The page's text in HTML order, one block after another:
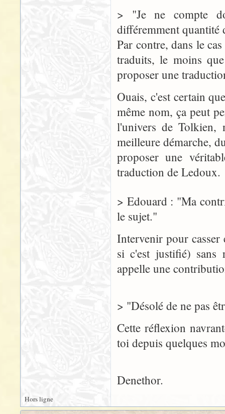
> "Je ne compte
différemment quantité
Par contre, dans le
traduits, le moins
proposer une
Ouais, c'est certain
même nom, ça peut
l'univers de Tolkien,
meilleure démarche,
proposer une
traduction de Ledoux.
> Edouard : "Ma
le sujet."
Intervenir pour
si c'est justifié) sans
appelle une
> "Désolé de ne pas
Cette réflexion
toi depuis quelques
Denethor.
Hors ligne